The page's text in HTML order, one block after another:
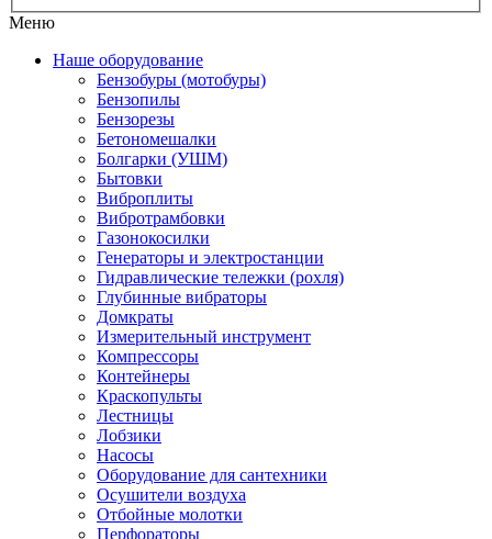
Меню
Наше оборудование
Бензобуры (мотобуры)
Бензопилы
Бензорезы
Бетономешалки
Болгарки (УШМ)
Бытовки
Виброплиты
Вибротрамбовки
Газонокосилки
Генераторы и электростанции
Гидравлические тележки (рохля)
Глубинные вибраторы
Домкраты
Измерительный инструмент
Компрессоры
Контейнеры
Краскопульты
Лестницы
Лобзики
Насосы
Оборудование для сантехники
Осушители воздуха
Отбойные молотки
Перфораторы